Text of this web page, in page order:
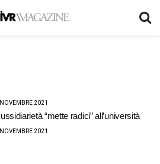
2021
“mette radici” all’università
2021